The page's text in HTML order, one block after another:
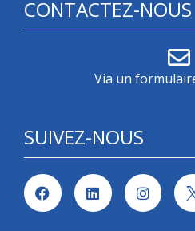
CONTACTEZ-NOUS
Via un
SUIVEZ-NOUS